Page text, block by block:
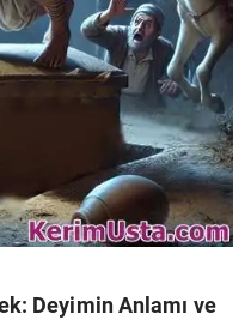
Deyimin Anlamı ve